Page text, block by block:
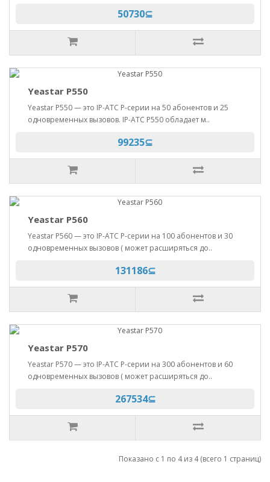
50730⊆
Yeastar P550
Yeastar P550 — это IP-АТС P-серии на 50 абонентов и 25
одновременных вызовов. IP-АТС P550 обладает м..
99235⊆
Yeastar P560
Yeastar P560 — это IP-АТС P-серии на 100 абонентов и 30
одновременных вызовов ( может расширяться до..
131186⊆
Yeastar P570
Yeastar P570 — это IP-АТС P-серии на 300 абонентов и 60
одновременных вызовов ( может расширяться до..
267534⊆
Показано с 1 по 4 из 4 (всего 1 страниц)